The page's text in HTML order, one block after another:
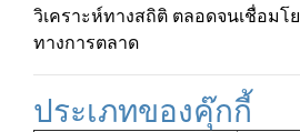
วิเคราะห์ทางสถิติ ตลอดจนเชื่อม
ทางการตลาด
ประเภทของคุ๊กกี้